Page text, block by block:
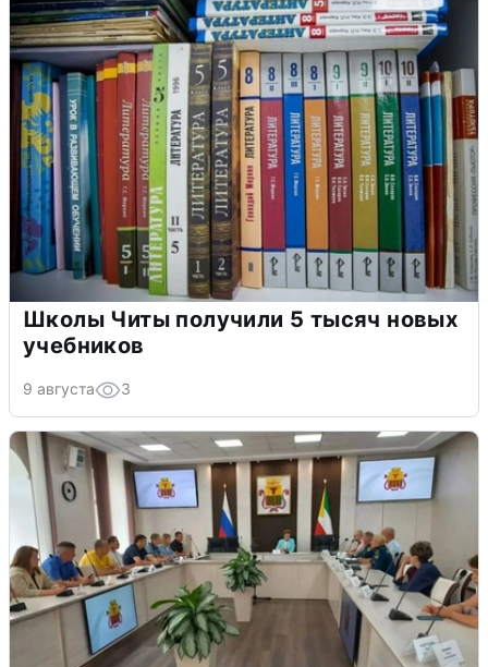
Школы Читы получили 5 тысяч новых
учебников
9 августа 3